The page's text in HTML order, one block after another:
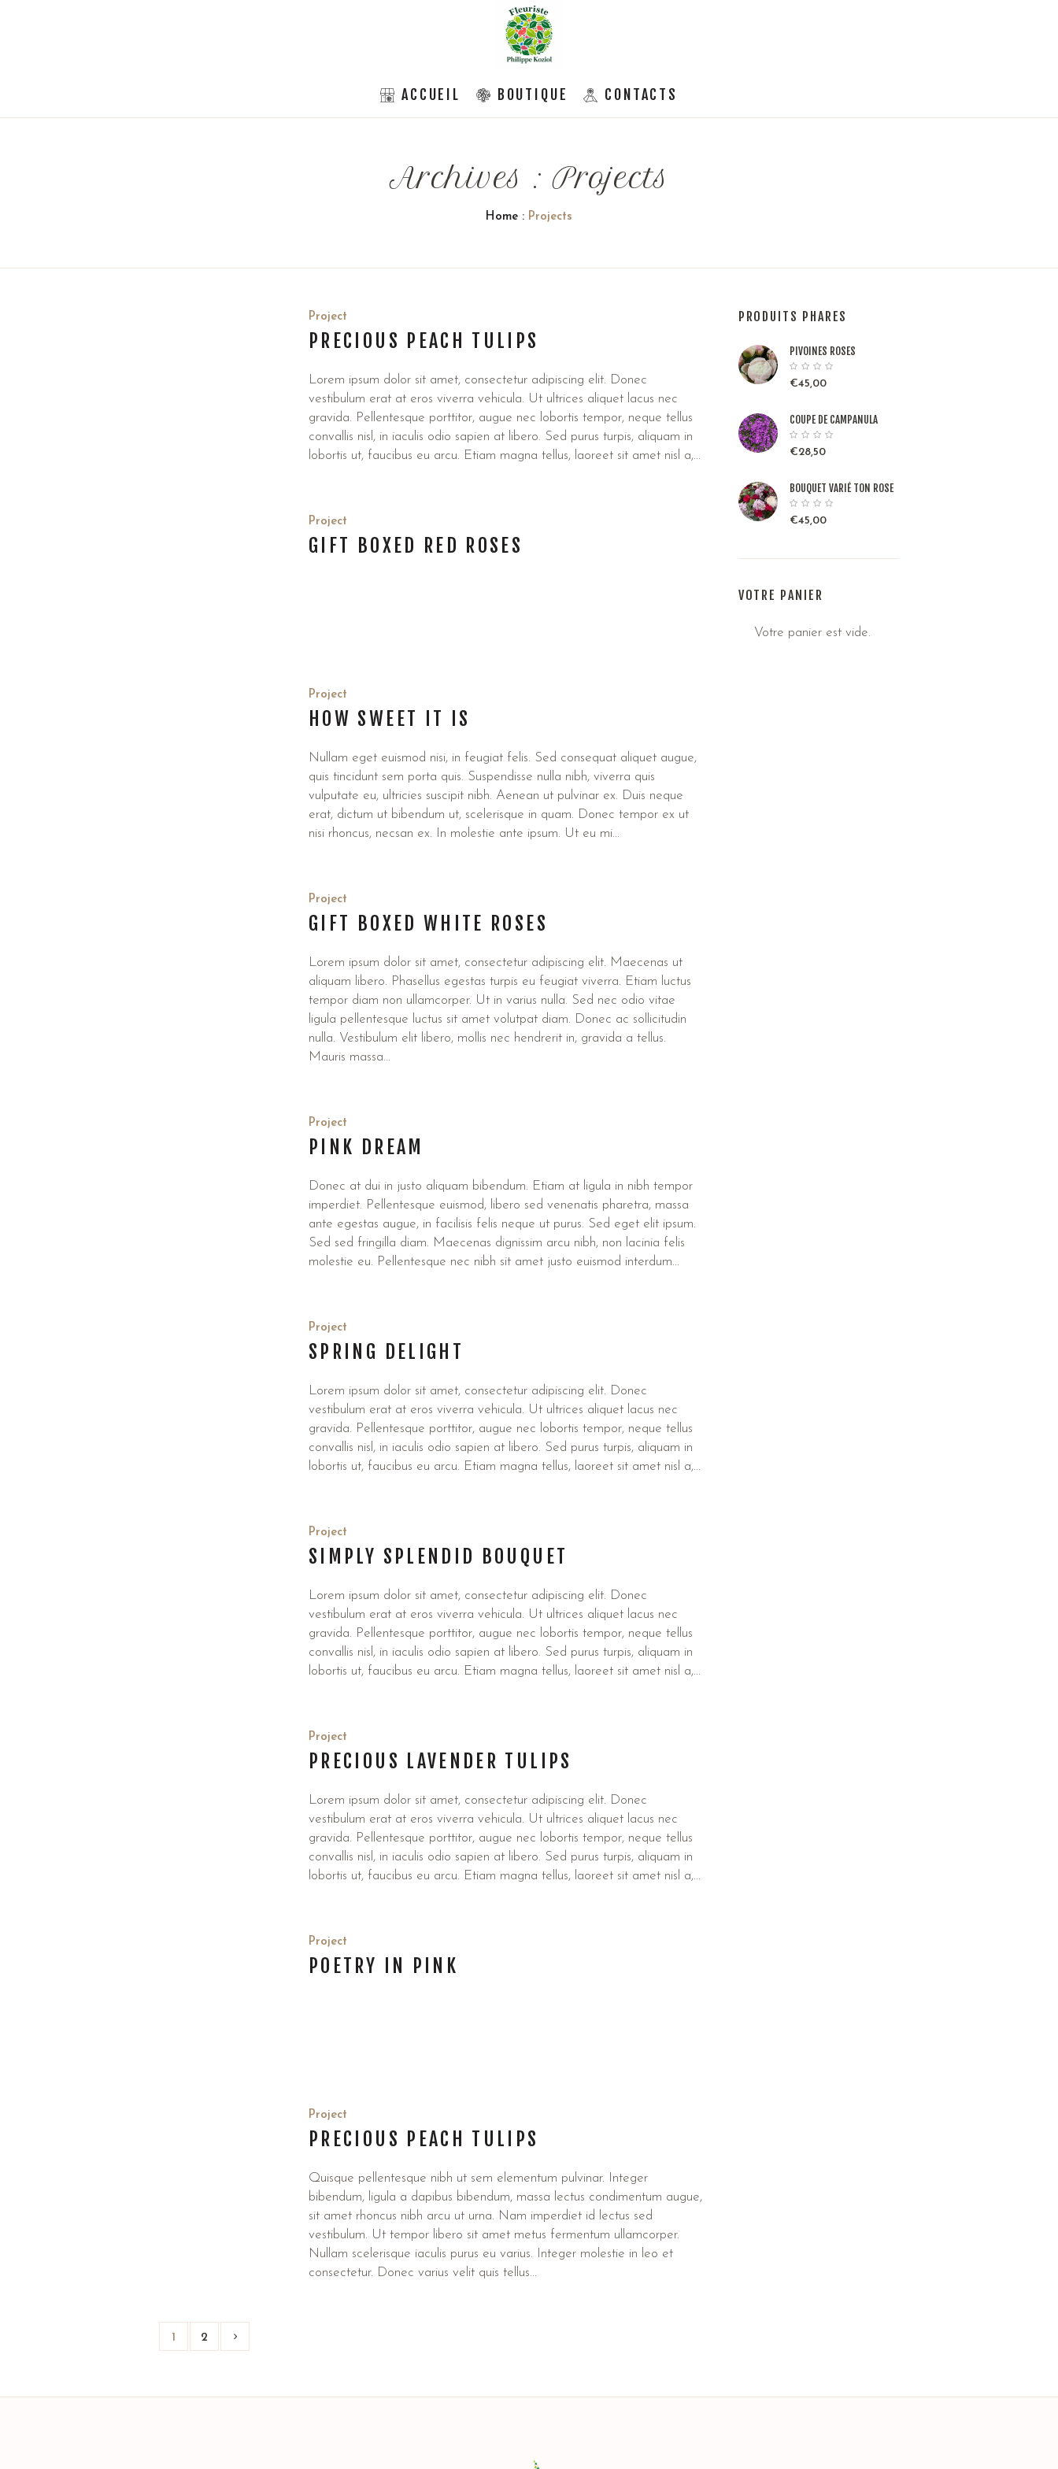
ACCUEIL BOUTIQUE CONTACTS
Archives :Projects
Home : Projects
Project
PRECIOUS PEACH TULIPS
Lorem ipsum dolor sit amet, consectetur adipiscing elit. Donec
vestibulum erat at eros viverra vehicula. Ut ultrices aliquet lacus nec
gravida. Pellentesque porttitor, augue nec lobortis tempor, neque tellus
convallis nisl, in iaculis odio sapien at libero. Sed purus turpis, aliquam in
lobortis ut, faucibus eu arcu. Etiam magna tellus, laoreet sit amet nisl a,...
Project
GIFT BOXED RED ROSES
Project
HOW SWEET IT IS
Nullam eget euismod nisi, in feugiat felis. Sed consequat aliquet augue,
quis tincidunt sem porta quis. Suspendisse nulla nibh, viverra quis
vulputate eu, ultricies suscipit nibh. Aenean ut pulvinar ex. Duis neque
erat, dictum ut bibendum ut, scelerisque in quam. Donec tempor ex ut
nisi rhoncus, necsan ex. In molestie ante ipsum. Ut eu mi...
Project
GIFT BOXED WHITE ROSES
Lorem ipsum dolor sit amet, consectetur adipiscing elit. Maecenas ut
aliquam libero. Phasellus egestas turpis eu feugiat viverra. Etiam luctus
tempor diam non ullamcorper. Ut in varius nulla. Sed nec odio vitae
ligula pellentesque luctus sit amet volutpat diam. Donec ac sollicitudin
nulla. Vestibulum elit libero, mollis nec hendrerit in, gravida a tellus.
Mauris massa...
Project
PINK DREAM
Donec at dui in justo aliquam bibendum. Etiam at ligula in nibh tempor
imperdiet. Pellentesque euismod, libero sed venenatis pharetra, massa
ante egestas augue, in facilisis felis neque ut purus. Sed eget elit ipsum.
Sed sed fringilla diam. Maecenas dignissim arcu nibh, non lacinia felis
molestie eu. Pellentesque nec nibh sit amet justo euismod interdum...
Project
SPRING DELIGHT
Lorem ipsum dolor sit amet, consectetur adipiscing elit. Donec
vestibulum erat at eros viverra vehicula. Ut ultrices aliquet lacus nec
gravida. Pellentesque porttitor, augue nec lobortis tempor, neque tellus
convallis nisl, in iaculis odio sapien at libero. Sed purus turpis, aliquam in
lobortis ut, faucibus eu arcu. Etiam magna tellus, laoreet sit amet nisl a,...
Project
SIMPLY SPLENDID BOUQUET
Lorem ipsum dolor sit amet, consectetur adipiscing elit. Donec
vestibulum erat at eros viverra vehicula. Ut ultrices aliquet lacus nec
gravida. Pellentesque porttitor, augue nec lobortis tempor, neque tellus
convallis nisl, in iaculis odio sapien at libero. Sed purus turpis, aliquam in
lobortis ut, faucibus eu arcu. Etiam magna tellus, laoreet sit amet nisl a,...
Project
PRECIOUS LAVENDER TULIPS
Lorem ipsum dolor sit amet, consectetur adipiscing elit. Donec
vestibulum erat at eros viverra vehicula. Ut ultrices aliquet lacus nec
gravida. Pellentesque porttitor, augue nec lobortis tempor, neque tellus
convallis nisl, in iaculis odio sapien at libero. Sed purus turpis, aliquam in
lobortis ut, faucibus eu arcu. Etiam magna tellus, laoreet sit amet nisl a,...
Project
POETRY IN PINK
Project
PRECIOUS PEACH TULIPS
Quisque pellentesque nibh ut sem elementum pulvinar. Integer
bibendum, ligula a dapibus bibendum, massa lectus condimentum augue,
sit amet rhoncus nibh arcu ut urna. Nam imperdiet id lectus sed
vestibulum. Ut tempor libero sit amet metus fermentum ullamcorper.
Nullam scelerisque iaculis purus eu varius. Integer molestie in leo et
consectetur. Donec varius velit quis tellus...
1 2
PRODUITS PHARES
PIVOINES ROSES
€45,00
COUPE DE CAMPANULA
€28,50
BOUQUET VARIÉ TON ROSE
€45,00
VOTRE PANIER
Votre panier est vide.